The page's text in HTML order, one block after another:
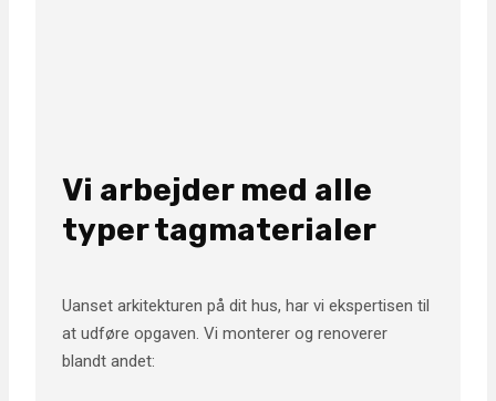
Vi arbejder med alle
typer tagmaterialer
Uanset arkitekturen på dit hus, har vi ekspertisen til
at udføre opgaven. Vi monterer og renoverer
blandt andet: